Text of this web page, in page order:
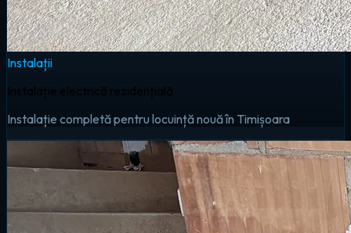
Instalații
Instalație electrică rezidențială
Instalație completă pentru locuință nouă în Timișoara